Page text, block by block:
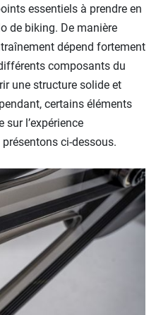
essentiels à prendre en
de biking. De manière
dépend fortement
composants du
une structure solide et
certains éléments
l’expérience
ci-dessous.